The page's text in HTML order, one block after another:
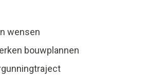
wensen
bouwplannen